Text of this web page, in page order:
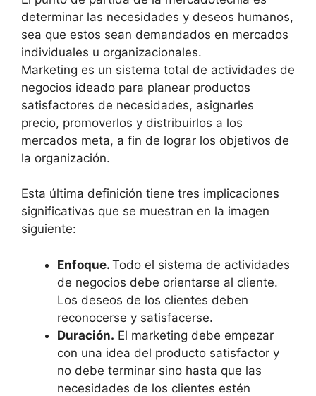
determinar las necesidades y deseos humanos,
sea que estos sean demandados en mercados
individuales u organizacionales.
Marketing es un sistema total de actividades de
negocios ideado para planear productos
satisfactores de necesidades, asignarles
precio, promoverlos y distribuirlos a los
mercados meta, a fin de lograr los objetivos de
la organización.
Esta última definición tiene tres implicaciones
significativas que se muestran en la imagen
siguiente:
Enfoque. Todo el sistema de actividades
de negocios debe orientarse al cliente.
Los deseos de los clientes deben
reconocerse y satisfacerse.
Duración. El marketing debe empezar
con una idea del producto satisfactor y
no debe terminar sino hasta que las
necesidades de los clientes estén